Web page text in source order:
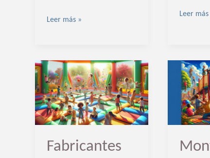
Leer más »
Leer más
Fabricantes
Fabricantes
de
Parques
de
de
Montaje
de